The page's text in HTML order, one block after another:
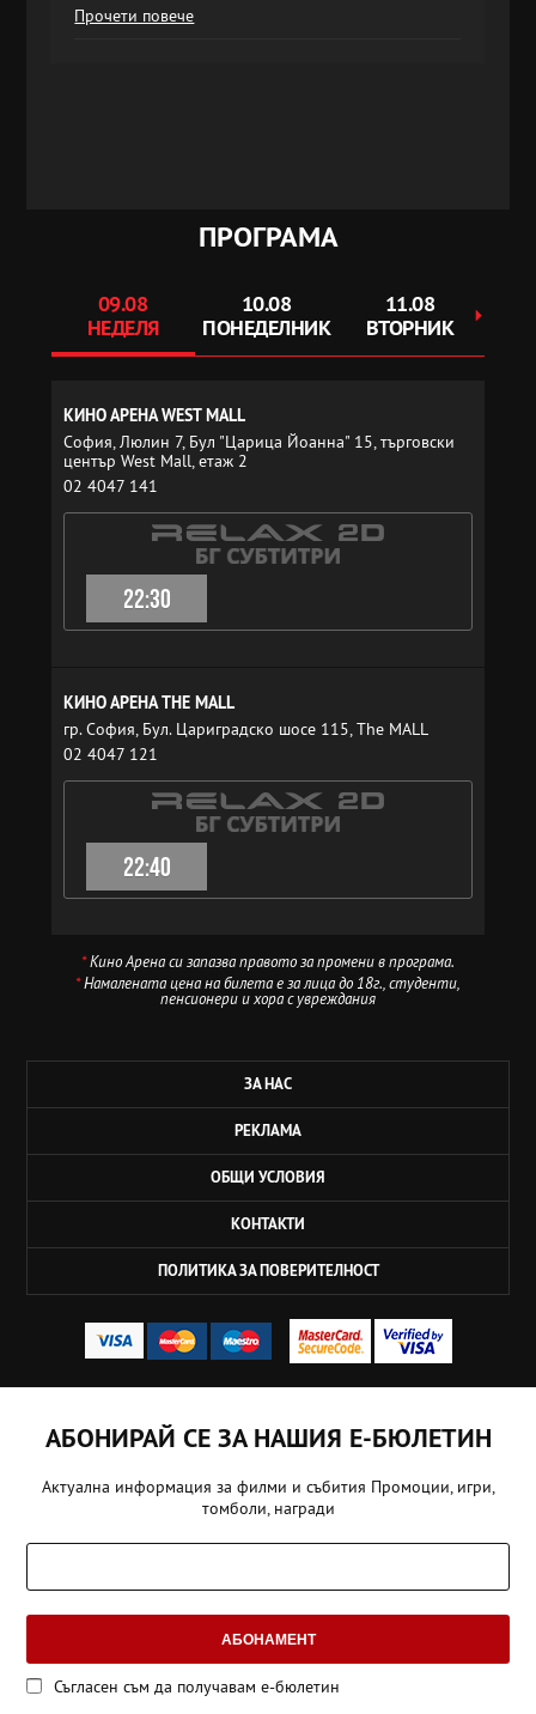
Прочети повече
ПРОГРАМА
09.08
НЕДЕЛЯ
10.08
ПОНЕДЕЛНИК
11.08
ВТОРНИК
КИНО АРЕНА WEST MALL
София, Люлин 7, Бул "Царица Йоанна" 15, търговски
център West Mall, етаж 2
02 4047 141
22:30
КИНО АРЕНА THE MALL
гр. София, Бул. Цариградско шосе 115, The MALL
02 4047 121
22:40
*Кино Арена си запазва правото за промени в програма.
*Намалената цена на билета е за лица до 18г., студенти,
пенсионери и хора с увреждания
ЗА НАС
РЕКЛАМА
ОБЩИ УСЛОВИЯ
КОНТАКТИ
ПОЛИТИКА ЗА ПОВЕРИТЕЛНОСТ
АБОНИРАЙ СЕ ЗА НАШИЯ Е-БЮЛЕТИН
Актуална информация за филми и събития Промоции, игри,
томболи, награди
АБОНАМЕНТ
Съгласен съм да получавам е-бюлетин